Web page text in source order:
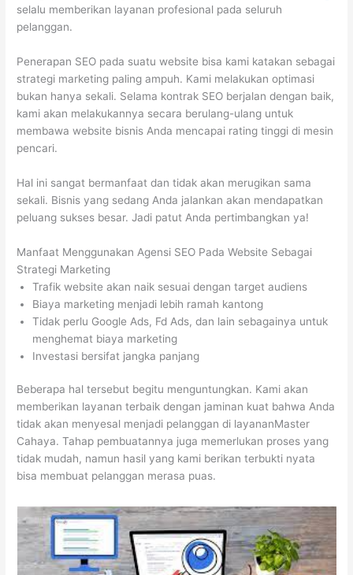
selalu memberikan layanan profesional pada seluruh
pelanggan.
Penerapan SEO pada suatu website bisa kami katakan sebagai
strategi marketing paling ampuh. Kami melakukan optimasi
bukan hanya sekali. Selama kontrak SEO berjalan dengan baik,
kami akan melakukannya secara berulang-ulang untuk
membawa website bisnis Anda mencapai rating tinggi di mesin
pencari.
Hal ini sangat bermanfaat dan tidak akan merugikan sama
sekali. Bisnis yang sedang Anda jalankan akan mendapatkan
peluang sukses besar. Jadi patut Anda pertimbangkan ya!
Manfaat Menggunakan Agensi SEO Pada Website Sebagai
Strategi Marketing
Trafik website akan naik sesuai dengan target audiens
Biaya marketing menjadi lebih ramah kantong
Tidak perlu Google Ads, Fd Ads, dan lain sebagainya untuk
menghemat biaya marketing
Investasi bersifat jangka panjang
Beberapa hal tersebut begitu menguntungkan. Kami akan
memberikan layanan terbaik dengan jaminan kuat bahwa Anda
tidak akan menyesal menjadi pelanggan di layananMaster
Cahaya. Tahap pembuatannya juga memerlukan proses yang
tidak mudah, namun hasil yang kami berikan terbukti nyata
bisa membuat pelanggan merasa puas.